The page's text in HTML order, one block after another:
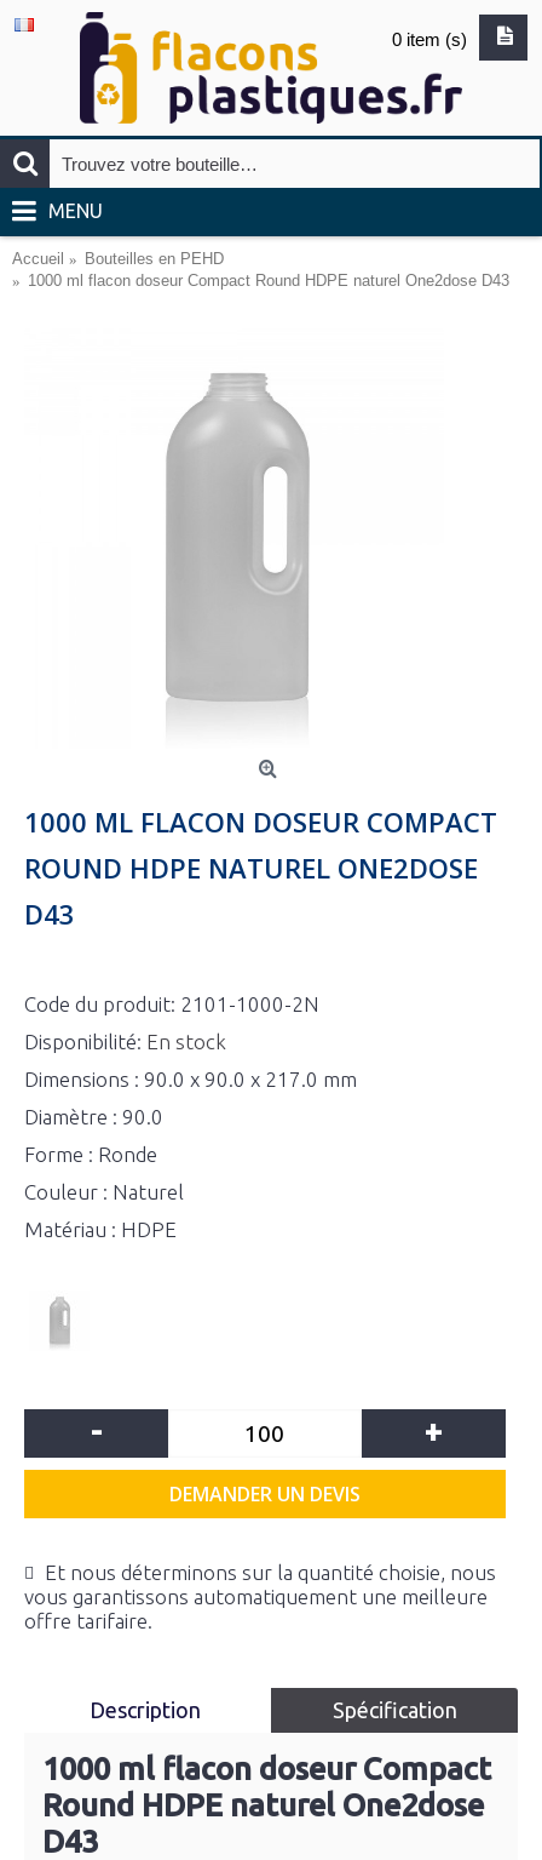
0 item (s)
MENU
Accueil
Bouteilles en PEHD
1000 ml flacon doseur Compact Round HDPE naturel One2dose D43
1000 ML FLACON DOSEUR COMPACT
ROUND HDPE NATUREL ONE2DOSE
D43
Code du produit: 2101-1000-2N
Disponibilité: En stock
Dimensions : 90.0 x 90.0 x 217.0 mm
Diamètre : 90.0
Forme : Ronde
Couleur : Naturel
Matériau : HDPE
- +
DEMANDER UN DEVIS
Et nous déterminons sur la quantité choisie, nous
vous garantissons automatiquement une meilleure
offre tarifaire.
Description Spécification
1000 ml flacon doseur Compact
Round HDPE naturel One2dose
D43